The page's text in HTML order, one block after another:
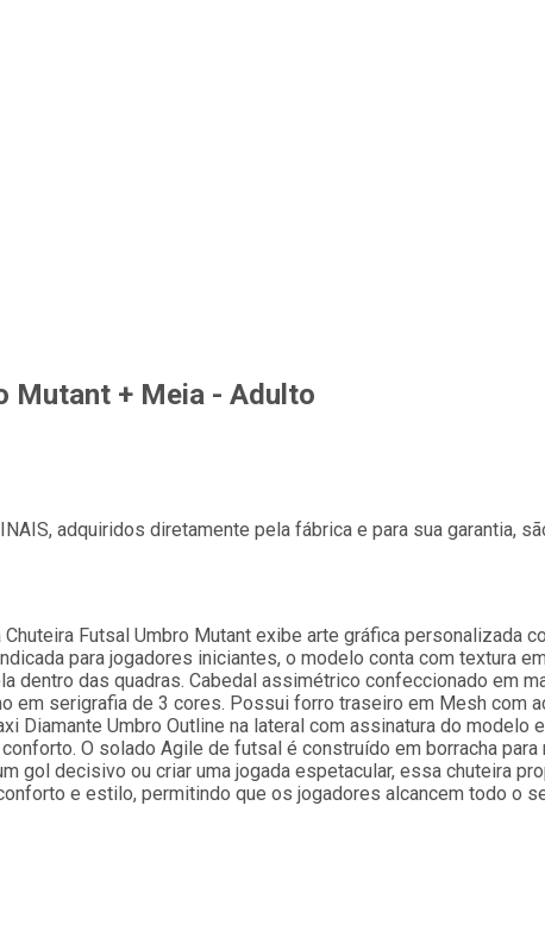
Mutant + Meia - Adulto
adquiridos diretamente pela fábrica e para sua garantia,
Futsal Umbro Mutant exibe arte gráfica personalizada
para jogadores iniciantes, o modelo conta com textura
dentro das quadras. Cabedal assimétrico confeccionado em
em serigrafia de 3 cores. Possui forro traseiro em Mesh com
Diamante Umbro Outline na lateral com assinatura do modelo
O solado Agile de futsal é construído em borracha para
gol decisivo ou criar uma jogada espetacular, essa chuteira
e estilo, permitindo que os jogadores alcancem todo o